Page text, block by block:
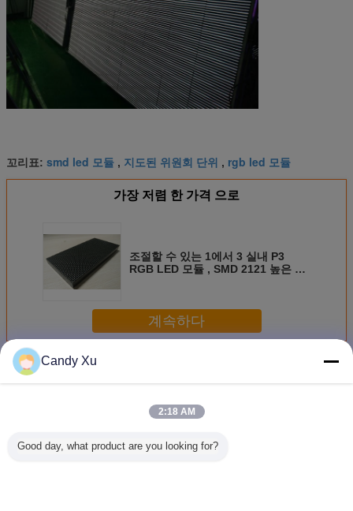
꼬리표: smd led 모듈 , 지도된 위원회 단위 , rgb led 모듈
가장 저렴 한 가격 으로
조절할 수 있는 1에서 3 실내 P3
RGB LED 모듈 , SMD 2121 높은 광
계속하다
더 많은 것RGB LED 모듈
SMD2121 LED 비
방수 SMD P6 풀
Candy Xu
2:18 AM
Good day, what product are you looking for?